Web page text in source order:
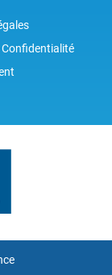
Confidentialité